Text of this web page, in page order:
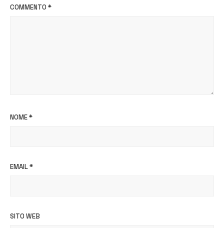
COMMENTO *
NOME*
EMAIL*
SITO WEB